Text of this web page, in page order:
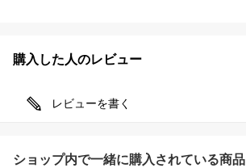
購入した人のレビュー
レビューを書く
ショップ内で一緒に購入されている商品